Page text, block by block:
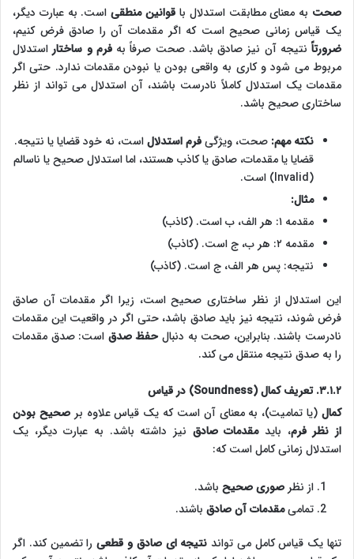
صحت به معنای مطابقت استدلال با قوانین منطقیاست. به عبارت دیگر،
یک قیاس زمانی صحیح است که اگر مقدمات آن را صادق فرض کنیم،
ضرورتاً نتیجه آن نیز صادق باشد. صحت صرفاً بهفرم و ساختار استدلال
مربوط می شود و کاری به واقعی بودن یا نبودن مقدمات ندارد. حتی اگر
مقدمات یک استدلال کاملاً نادرست باشند، آن استدلال می تواند از نظر
ساختاری صحیح باشد.
نکته مهم: صحت، ویژگیفرم استدلالاست، نه خود قضایا یا نتیجه.
قضایا یا مقدمات، صادق یا کاذب هستند، اما استدلال صحیح یا ناسالم
(Invalid) است.
مثال:
مقدمه ۱: هر الف، ب است. (کاذب)
مقدمه ۲: هر ب، ج است. (کاذب)
نتیجه: پس هر الف، ج است. (کاذب)
این استدلال از نظر ساختاری صحیح است، زیرا اگر مقدمات آن صادق
فرض شوند، نتیجه نیز باید صادق باشد، حتی اگر در واقعیت این مقدمات
نادرست باشند. بنابراین، صحت به دنبال حفظ صدق است: صدق مقدمات
را به صدق نتیجه منتقل می کند.
۳.۱.۲. تعریف کمال (Soundness) در قیاس
کمال(یا تمامیت)، به معنای آن است که یک قیاس علاوه برصحیح بودن
از نظر فرم، بایدمقدمات صادق نیز داشته باشد. به عبارت دیگر، یک
استدلال زمانی کامل است که:
از نظر صوری صحیح باشد.
تمامیمقدمات آن صادق باشند.
تنها یک قیاس کامل می تواند نتیجه ای صادق و قطعیرا تضمین کند. اگر